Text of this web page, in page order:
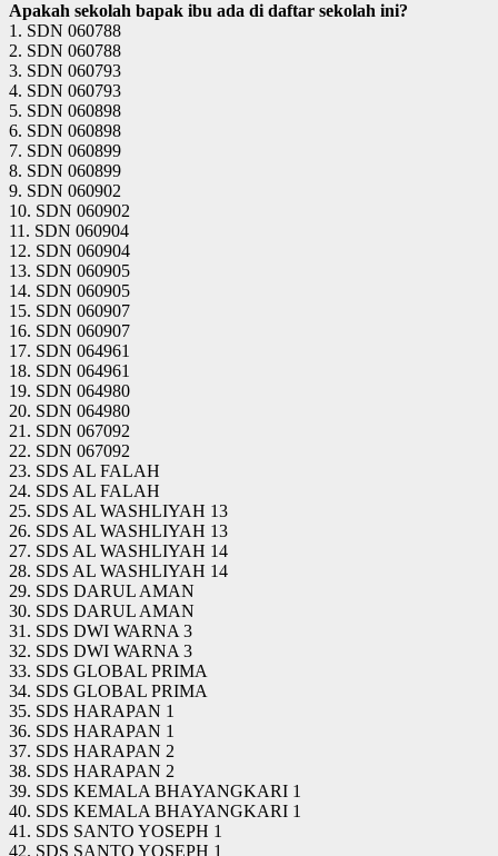
Apakah sekolah bapak ibu ada di daftar sekolah ini?
1. SDN 060788
2. SDN 060788
3. SDN 060793
4. SDN 060793
5. SDN 060898
6. SDN 060898
7. SDN 060899
8. SDN 060899
9. SDN 060902
10. SDN 060902
11. SDN 060904
12. SDN 060904
13. SDN 060905
14. SDN 060905
15. SDN 060907
16. SDN 060907
17. SDN 064961
18. SDN 064961
19. SDN 064980
20. SDN 064980
21. SDN 067092
22. SDN 067092
23. SDS AL FALAH
24. SDS AL FALAH
25. SDS AL WASHLIYAH 13
26. SDS AL WASHLIYAH 13
27. SDS AL WASHLIYAH 14
28. SDS AL WASHLIYAH 14
29. SDS DARUL AMAN
30. SDS DARUL AMAN
31. SDS DWI WARNA 3
32. SDS DWI WARNA 3
33. SDS GLOBAL PRIMA
34. SDS GLOBAL PRIMA
35. SDS HARAPAN 1
36. SDS HARAPAN 1
37. SDS HARAPAN 2
38. SDS HARAPAN 2
39. SDS KEMALA BHAYANGKARI 1
40. SDS KEMALA BHAYANGKARI 1
41. SDS SANTO YOSEPH 1
42. SDS SANTO YOSEPH 1